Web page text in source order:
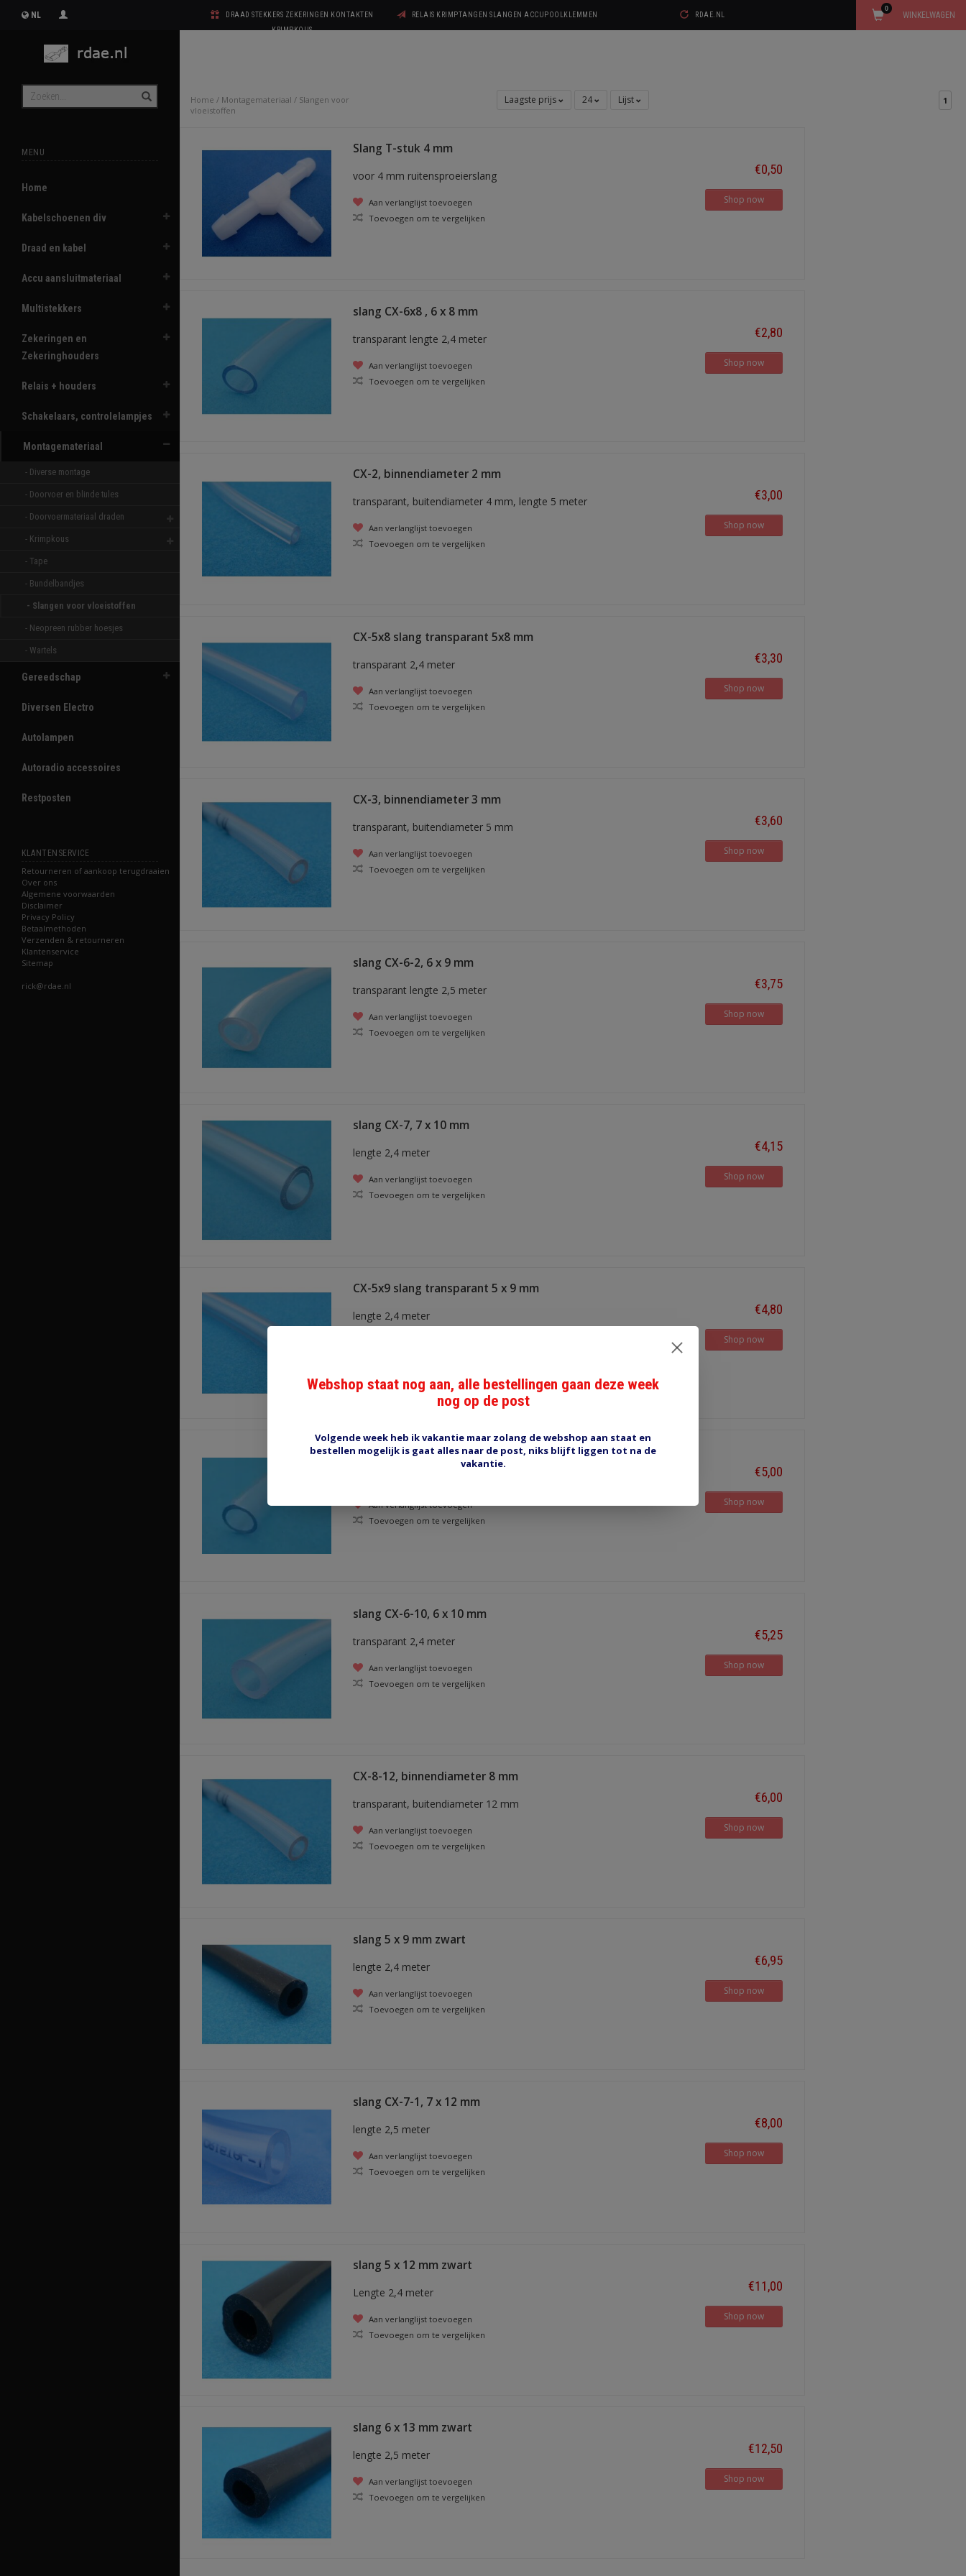
NL
DRAAD STEKKERS ZEKERINGEN KONTAKTEN
KRIMPKOUS
RELAIS KRIMPTANGEN SLANGEN ACCUPOOLKLEMMEN RDAE.NL WINKELWAGEN
0
MENU
Home
Kabelschoenen div
Draad en kabel
Accu aansluitmateriaal
Multistekkers
Zekeringen en
Zekeringhouders
Relais + houders
Schakelaars, controlelampjes
Montagemateriaal
- Diverse montage
- Doorvoer en blinde tules
- Doorvoermateriaal draden
- Krimpkous
- Tape
- Bundelbandjes
- Slangen voor vloeistoffen
- Neopreen rubber hoesjes
- Wartels
Gereedschap
Diversen Electro
Autolampen
Autoradio accessoires
Restposten
KLANTENSERVICE
Retourneren of aankoop terugdraaien
Over ons
Algemene voorwaarden
Disclaimer
Privacy Policy
Betaalmethoden
Verzenden & retourneren
Klantenservice
Sitemap
rick@rdae.nl
Home / Montagemateriaal / Slangen voor
vloeistoffen
Laagste prijs 24 Lijst 1
Slang T-stuk 4 mm
voor 4 mm ruitensproeierslang
Aan verlanglijst toevoegen
Toevoegen om te vergelijken
€0,50
Shop now
slang CX-6x8 , 6 x 8 mm
transparant lengte 2,4 meter
Aan verlanglijst toevoegen
Toevoegen om te vergelijken
€2,80
Shop now
CX-2, binnendiameter 2 mm
transparant, buitendiameter 4 mm, lengte 5 meter
Aan verlanglijst toevoegen
Toevoegen om te vergelijken
€3,00
Shop now
CX-5x8 slang transparant 5x8 mm
transparant 2,4 meter
Aan verlanglijst toevoegen
Toevoegen om te vergelijken
€3,30
Shop now
CX-3, binnendiameter 3 mm
transparant, buitendiameter 5 mm
Aan verlanglijst toevoegen
Toevoegen om te vergelijken
€3,60
Shop now
slang CX-6-2, 6 x 9 mm
transparant lengte 2,5 meter
Aan verlanglijst toevoegen
Toevoegen om te vergelijken
€3,75
Shop now
slang CX-7, 7 x 10 mm
lengte 2,4 meter
Aan verlanglijst toevoegen
Toevoegen om te vergelijken
€4,15
Shop now
CX-5x9 slang transparant 5 x 9 mm
lengte 2,4 meter €4,80
Shop now
CX-8-11, binnendiameter 8 mm
Aan verlanglijst toevoegen
Toevoegen om te vergelijken
€5,00
Shop now
slang CX-6-10, 6 x 10 mm
transparant 2,4 meter
Aan verlanglijst toevoegen
Toevoegen om te vergelijken
€5,25
Shop now
CX-8-12, binnendiameter 8 mm
transparant, buitendiameter 12 mm
Aan verlanglijst toevoegen
Toevoegen om te vergelijken
€6,00
Shop now
slang 5 x 9 mm zwart
lengte 2,4 meter
Aan verlanglijst toevoegen
Toevoegen om te vergelijken
€6,95
Shop now
slang CX-7-1, 7 x 12 mm
lengte 2,5 meter
Aan verlanglijst toevoegen
Toevoegen om te vergelijken
€8,00
Shop now
slang 5 x 12 mm zwart
Lengte 2,4 meter
Aan verlanglijst toevoegen
Toevoegen om te vergelijken
€11,00
Shop now
slang 6 x 13 mm zwart
lengte 2,5 meter
Aan verlanglijst toevoegen
Toevoegen om te vergelijken
€12,50
Shop now
Webshop staat nog aan, alle bestellingen gaan deze week
nog op de post
Volgende week heb ik vakantie maar zolang de webshop aan staat en
bestellen mogelijk is gaat alles naar de post, niks blijft liggen tot na de
vakantie.